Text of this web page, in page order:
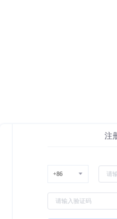
注